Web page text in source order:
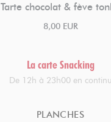
Tarte chocolat & fève
8,00 EUR
La carte Snacking
De 12h à 23h00 en continu
PLANCHES